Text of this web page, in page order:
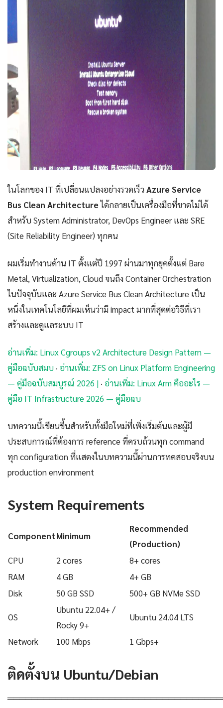
ในโลกของ IT ที่เปลี่ยนแปลงอย่างรวดเร็วAzure Service
Bus Clean Architectureได้กลายเป็นเครื่องมือที่ขาดไม่ได้
สำหรับ System Administrator, DevOps Engineer และ SRE
(Site Reliability Engineer) ทุกคน
ผมเริ่มทำงานด้าน IT ตั้งแต่ปี 1997 ผ่านมาทุกยุคตั้งแต่ Bare
Metal, Virtualization, Cloud จนถึง Container Orchestration
ในปัจจุบันและ Azure Service Bus Clean Architecture เป็น
หนึ่งในเทคโนโลยีที่ผมเห็นว่ามี impact มากที่สุดต่อวิธีที่เรา
สร้างและดูแลระบบ IT
อ่านเพิ่ม: Linux Cgroups v2 Architecture Design Pattern —
คู่มือฉบับสมบ · อ่านเพิ่ม: ZFS on Linux Platform Engineering
— คู่มือฉบับสมบูรณ์ 2026 | · อ่านเพิ่ม: Linux Arm คืออะไร —
คู่มือ IT Infrastructure 2026 — คู่มือฉบ
บทความนี้เขียนขึ้นสำหรับทั้งมือใหม่ที่เพิ่งเริ่มต้นและผู้มี
ประสบการณ์ที่ต้องการ reference ที่ครบถ้วนทุก command
ทุก configuration ที่แสดงในบทความนี้ผ่านการทดสอบจริงบน
production environment
System Requirements
ComponentMinimum
Recommended
(Production)
CPU
2 cores
8+ cores
RAM
4 GB
4+ GB
Disk
50 GB SSD 500+ GB NVMe SSD
OS
Ubuntu 22.04+ /
Rocky 9+
Ubuntu 24.04 LTS
Network 100 Mbps 1 Gbps+
ติดตั้งบน Ubuntu/Debian